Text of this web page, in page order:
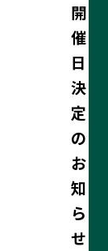
開
催
日
決
定
の
お
知
ら
せ記